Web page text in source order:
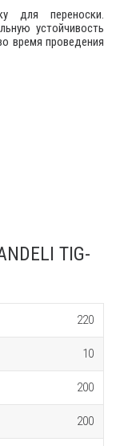
для переноски.
устойчивость
время проведения
TIG-
220
10
200
200